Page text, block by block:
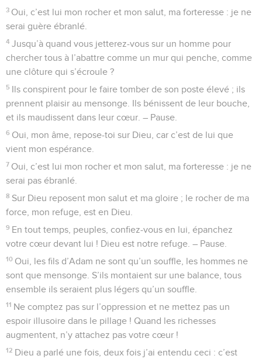
3 Oui, c’est lui mon rocher et mon salut, ma forteresse : je ne
serai guère ébranlé.
4 Jusqu’à quand vous jetterez-vous sur un homme pour
chercher tous à l’abattre comme un mur qui penche, comme
une clôture qui s’écroule ?
5 Ils conspirent pour le faire tomber de son poste élevé ; ils
prennent plaisir au mensonge. Ils bénissent de leur bouche,
et ils maudissent dans leur cœur. – Pause.
6 Oui, mon âme, repose-toi sur Dieu, car c’est de lui que
vient mon espérance.
7 Oui, c’est lui mon rocher et mon salut, ma forteresse : je ne
serai pas ébranlé.
8 Sur Dieu reposent mon salut et ma gloire ; le rocher de ma
force, mon refuge, est en Dieu.
9 En tout temps, peuples, confiez-vous en lui, épanchez
votre cœur devant lui ! Dieu est notre refuge. – Pause.
10 Oui, les fils d’Adam ne sont qu’un souffle, les hommes ne
sont que mensonge. S’ils montaient sur une balance, tous
ensemble ils seraient plus légers qu’un souffle.
11 Ne comptez pas sur l’oppression et ne mettez pas un
espoir illusoire dans le pillage ! Quand les richesses
augmentent, n’y attachez pas votre cœur !
12 Dieu a parlé une fois, deux fois j’ai entendu ceci : c’est